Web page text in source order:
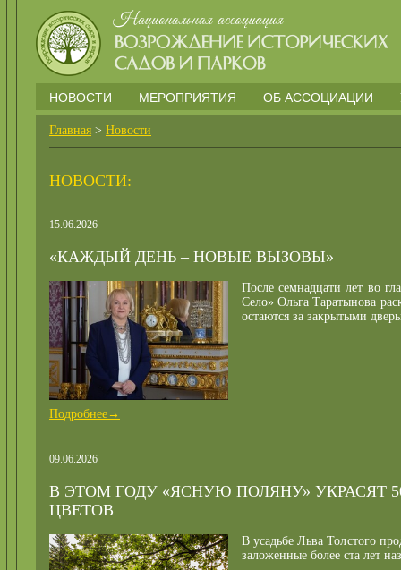
НОВОСТИ МЕРОПРИЯТИЯ ОБ АССОЦИАЦИИ
Главная > Новости
НОВОСТИ:
15.06.2026
«КАЖДЫЙ ДЕНЬ – НОВЫЕ ВЫЗОВЫ»
После семнадцати лет во
Село» Ольга Таратынова
остаются за закрытыми
Подробнее→
09.06.2026
В ЭТОМ ГОДУ «ЯСНУЮ ПОЛЯНУ» УКРАСЯТ
ЦВЕТОВ
В усадьбе Льва Толстого
заложенные более ста лет